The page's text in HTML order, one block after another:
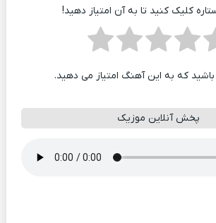
کلیک کنید تا به آن امتیاز دهید!
باشید که به این آهنگ امتیاز می دهید.
پخش آنلاین موزیک